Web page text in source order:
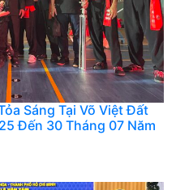
Sáng Tại Võ Việt Đất
Đến 30 Tháng 07 Năm